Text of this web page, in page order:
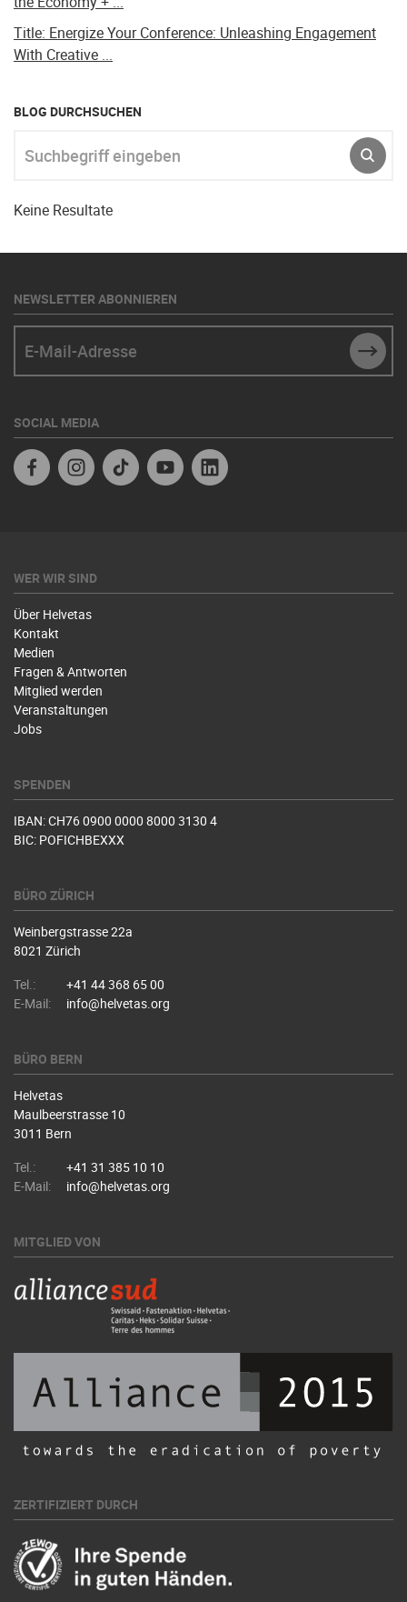
Title: Energize Your Conference: Unleashing Engagement
With Creative ...
BLOG DURCHSUCHEN
Keine Resultate
NEWSLETTER ABONNIEREN
SOCIAL MEDIA
FacebookInstagramTikTok Youtube
WER WIR SIND
Über Helvetas
Kontakt
Medien
Fragen & Antworten
Mitglied werden
Veranstaltungen
Jobs
SPENDEN
IBAN: CH76 0900 0000 8000 3130 4
BIC: POFICHBEXXX
BÜRO ZÜRICH
Weinbergstrasse 22a
8021 Zürich
Tel.:
+41 44 368 65 00
E-Mail:
info@helvetas.org
BÜRO BERN
Helvetas
Maulbeerstrasse 10
3011 Bern
Tel.:
+41 31 385 10 10
E-Mail:
info@helvetas.org
MITGLIED VON
ZERTIFIZIERT DURCH